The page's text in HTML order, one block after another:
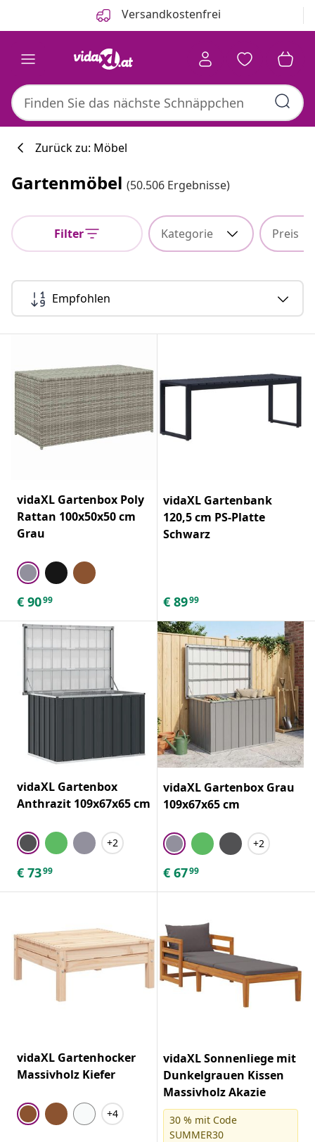
Versandkostenfrei
Zurück zu: Möbel
Gartenmöbel (50.506 Ergebnisse)
Filter Kategorie Preis
Empfohlen
vidaXL Gartenbox Poly
Rattan 100x50x50 cm
Grau
€ 9099
vidaXL Gartenbank
120,5 cm PS-Platte
Schwarz
€ 8999
vidaXL Gartenbox
Anthrazit 109x67x65 cm
+2
€ 7399
vidaXL Gartenbox Grau
109x67x65 cm
+2
€ 6799
vidaXL Gartenhocker
Massivholz Kiefer
+4
vidaXL Sonnenliege mit
Dunkelgrauen Kissen
Massivholz Akazie
30 % mit Code
SUMMER30